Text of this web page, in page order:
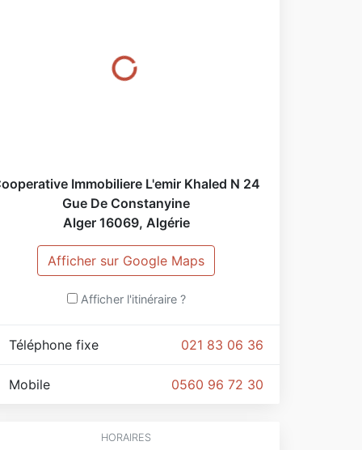
Immobiliere L'emir Khaled N 24
Gue De Constanyine
Alger 16069, Algérie
Afficher sur Google Maps
Afficher l'itinéraire ?
021 83 06 36
Téléphone fixe
0560 96 72 30
Mobile
HORAIRES